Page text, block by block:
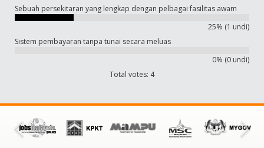
Sebuah persekitaran yang lengkap dengan pelbagai fasilitas awam
25% (1 undi)
Sistem pembayaran tanpa tunai secara meluas
0% (0 undi)
Total votes: 4